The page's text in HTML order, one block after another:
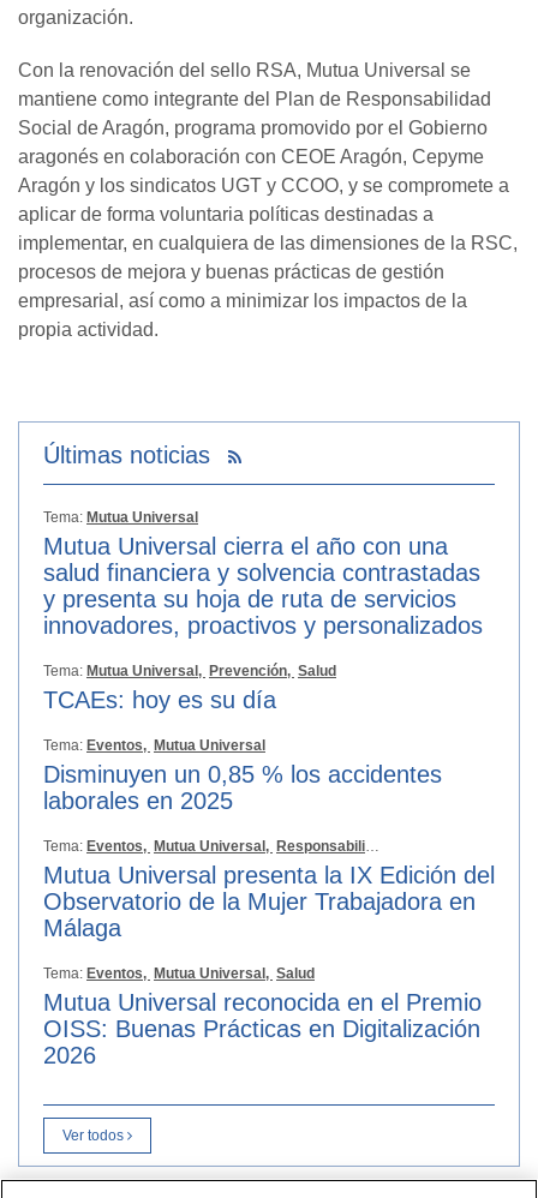
organización.
Con la renovación del sello RSA, Mutua Universal se
mantiene como integrante del Plan de Responsabilidad
Social de Aragón, programa promovido por el Gobierno
aragonés en colaboración con CEOE Aragón, Cepyme
Aragón y los sindicatos UGT y CCOO, y se compromete a
aplicar de forma voluntaria políticas destinadas a
implementar, en cualquiera de las dimensiones de la RSC,
procesos de mejora y buenas prácticas de gestión
empresarial, así como a minimizar los impactos de la
propia actividad.
Últimas noticias
Tema: Mutua Universal
Mutua Universal cierra el año con una
salud financiera y solvencia contrastadas
y presenta su hoja de ruta de servicios
innovadores, proactivos y personalizados
Tema: Mutua Universal, Prevención, Salud
TCAEs: hoy es su día
Tema: Eventos, Mutua Universal
Disminuyen un 0,85 % los accidentes
laborales en 2025
Tema: Eventos, Mutua Universal, Responsabilidad Social
Mutua Universal presenta la IX Edición del
Observatorio de la Mujer Trabajadora en
Málaga
Tema: Eventos, Mutua Universal, Salud
Mutua Universal reconocida en el Premio
OISS: Buenas Prácticas en Digitalización
2026
Ver todos